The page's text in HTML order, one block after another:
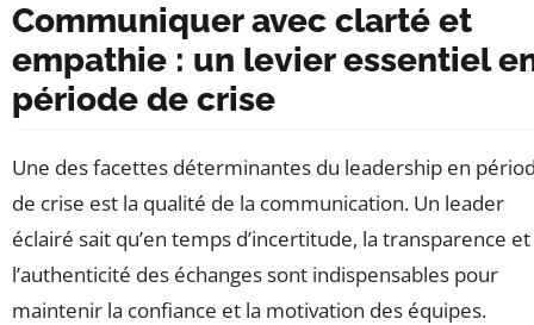
Communiquer avec clarté et
empathie : un levier essentiel
période de crise
Une des facettes déterminantes du leadership en
de crise est la qualité de la communication. Un leader
éclairé sait qu’en temps d’incertitude, la transparence et
l’authenticité des échanges sont indispensables pour
maintenir la confiance et la motivation des équipes.